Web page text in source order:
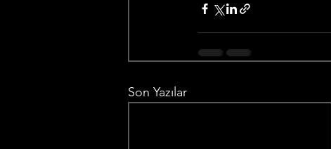
Son Yazılar